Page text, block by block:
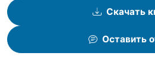
Скачать
Оставить